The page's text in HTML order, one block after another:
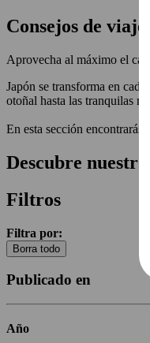
Consejos de
Aprovecha al máximo el
Japón se transforma en
otoñal hasta las tranquilas
En esta sección encontrarás
Descubre
Filtros
Filtra por:
Borra todo
Publicado en
Año